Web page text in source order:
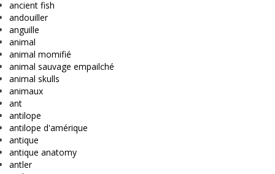
ancient fish
andouiller
anguille
animal
animal momifié
animal sauvage empailché
animal skulls
animaux
ant
antilope
antilope d'amérique
antique
antique anatomy
antler